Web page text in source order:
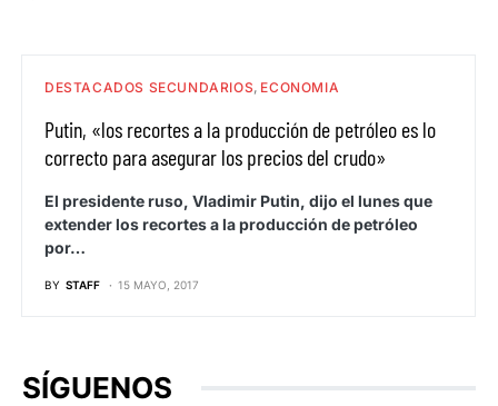
DESTACADOS SECUNDARIOS ECONOMIA
Putin, «los recortes a la producción de petróleo es lo
correcto para asegurar los precios del crudo»
El presidente ruso, Vladimir Putin, dijo el lunes que
extender los recortes a la producción de petróleo
por…
BY STAFF 15 MAYO, 2017
SÍGUENOS